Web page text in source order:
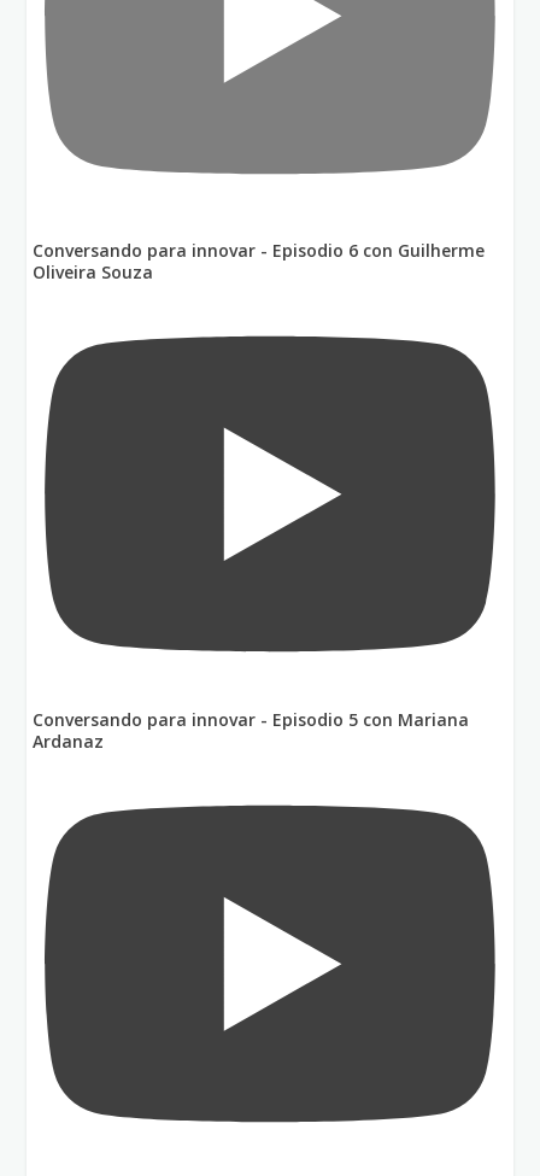
Conversando para innovar - Episodio 6 con Guilherme
Oliveira Souza
Conversando para innovar - Episodio 5 con Mariana
Ardanaz